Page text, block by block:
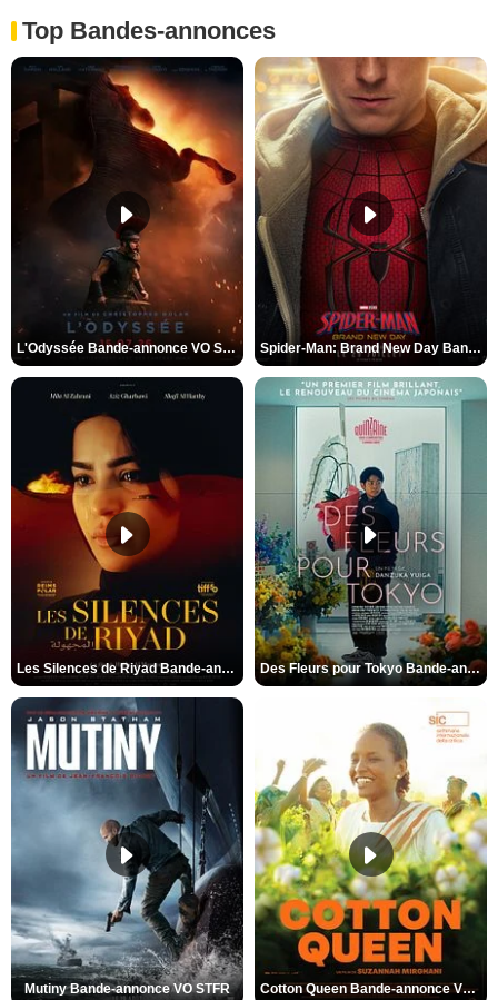
Top Bandes-annonces
L'Odyssée Bande-annonce VO STFR Spider-Man: Brand New Day Bande-annonce VO STFR
Les Silences de Riyad Bande-annonce VO STFR Des Fleurs pour Tokyo Bande-annonce VO STFR
Mutiny Bande-annonce VO STFR Cotton Queen Bande-annonce VO STFR